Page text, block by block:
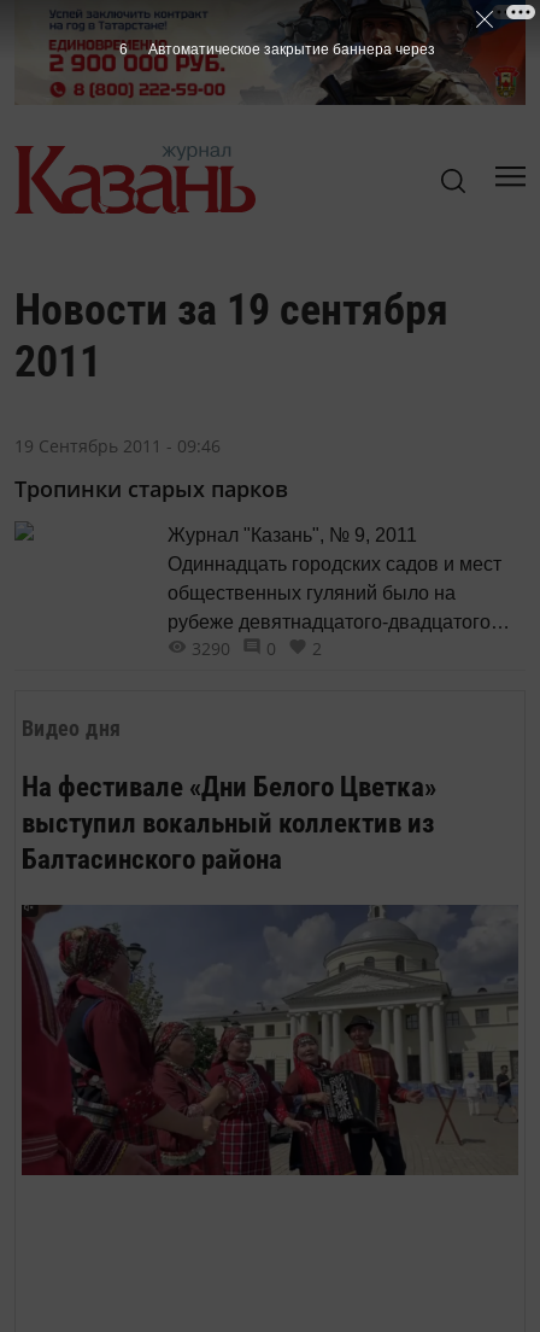
Видео дня
На фестивале «Дни Белого Цветка»
выступил вокальный коллектив из
Балтасинского района
Новости за 19 сентября
2011
19 Сентябрь 2011 - 09:46
Тропинки старых парков
Журнал "Казань", № 9, 2011
Одиннадцать городских садов и мест
общественных гуляний было на
рубеже девятнадцатого-двадцатого
веков в распоряжении 170-тысячного
многолюдным местом для летнего
гуляния казанцев издавна служил сад
«Чёрное озеро», устроенный на
3290 0 2
6 Автоматическое закрытие баннера через